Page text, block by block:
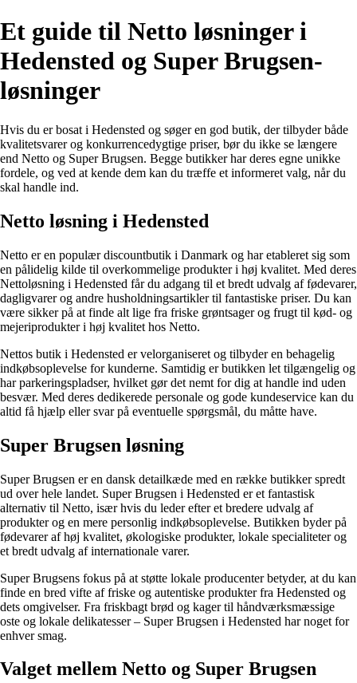
Et guide til Netto løsninger i
Hedensted og Super Brugsen-
løsninger
Hvis du er bosat i Hedensted og søger en god butik, der tilbyder både
kvalitetsvarer og konkurrencedygtige priser, bør du ikke se længere
end Netto og Super Brugsen. Begge butikker har deres egne unikke
fordele, og ved at kende dem kan du træffe et informeret valg, når du
skal handle ind.
Netto løsning i Hedensted
Netto er en populær discountbutik i Danmark og har etableret sig som
en pålidelig kilde til overkommelige produkter i høj kvalitet. Med deres
Nettoløsning i Hedensted får du adgang til et bredt udvalg af fødevarer,
dagligvarer og andre husholdningsartikler til fantastiske priser. Du kan
være sikker på at finde alt lige fra friske grøntsager og frugt til kød- og
mejeriprodukter i høj kvalitet hos Netto.
Nettos butik i Hedensted er velorganiseret og tilbyder en behagelig
indkøbsoplevelse for kunderne. Samtidig er butikken let tilgængelig og
har parkeringspladser, hvilket gør det nemt for dig at handle ind uden
besvær. Med deres dedikerede personale og gode kundeservice kan du
altid få hjælp eller svar på eventuelle spørgsmål, du måtte have.
Super Brugsen løsning
Super Brugsen er en dansk detailkæde med en række butikker spredt
ud over hele landet. Super Brugsen i Hedensted er et fantastisk
alternativ til Netto, især hvis du leder efter et bredere udvalg af
produkter og en mere personlig indkøbsoplevelse. Butikken byder på
fødevarer af høj kvalitet, økologiske produkter, lokale specialiteter og
et bredt udvalg af internationale varer.
Super Brugsens fokus på at støtte lokale producenter betyder, at du kan
finde en bred vifte af friske og autentiske produkter fra Hedensted og
dets omgivelser. Fra friskbagt brød og kager til håndværksmæssige
oste og lokale delikatesser – Super Brugsen i Hedensted har noget for
enhver smag.
Valget mellem Netto og Super Brugsen